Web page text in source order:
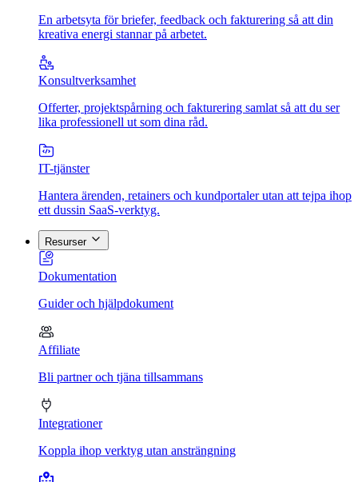
En arbetsyta för briefer, feedback och fakturering så att din
kreativa energi stannar på arbetet.
Konsultverksamhet
Offerter, projektspårning och fakturering samlat så att du ser
lika professionell ut som dina råd.
IT-tjänster
Hantera ärenden, retainers och kundportaler utan att tejpa ihop
ett dussin SaaS-verktyg.
Resurser
Dokumentation
Guider och hjälpdokument
Affiliate
Bli partner och tjäna tillsammans
Integrationer
Koppla ihop verktyg utan ansträngning